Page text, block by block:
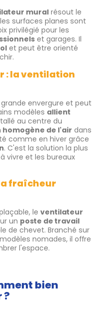
mural résout le
surfaces planes sont
privilégié pour les
et garages. Il
et peut être orienté
: la ventilation
envergure et peut
modèles allient
au centre du
de l'air dans
comme en hiver grâce
. C'est la solution la plus
vivre et les bureaux
fraîcheur
le ventilateur
un poste de travail
de chevet. Branché sur
nomades, il offre
l'espace.
bien
?